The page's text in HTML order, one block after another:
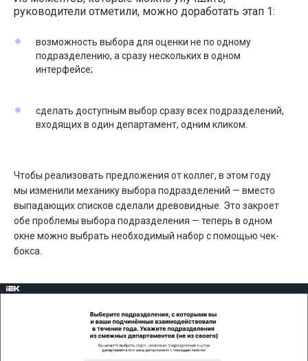
руководители отметили, можно доработать этап 1:
возможность выбора для оценки не по одному
подразделению, а сразу нескольких в одном
интерфейсе;
сделать доступным выбор сразу всех подразделений,
входящих в один департамент, одним кликом.
Чтобы реализовать предложения от коллег, в этом году
мы изменили механику выбора подразделений — вместо
выпадающих списков сделали древовидные. Это закроет
обе проблемы выбора подразделения — теперь в одном
окне можно выбрать необходимый набор с помощью чек-
бокса.